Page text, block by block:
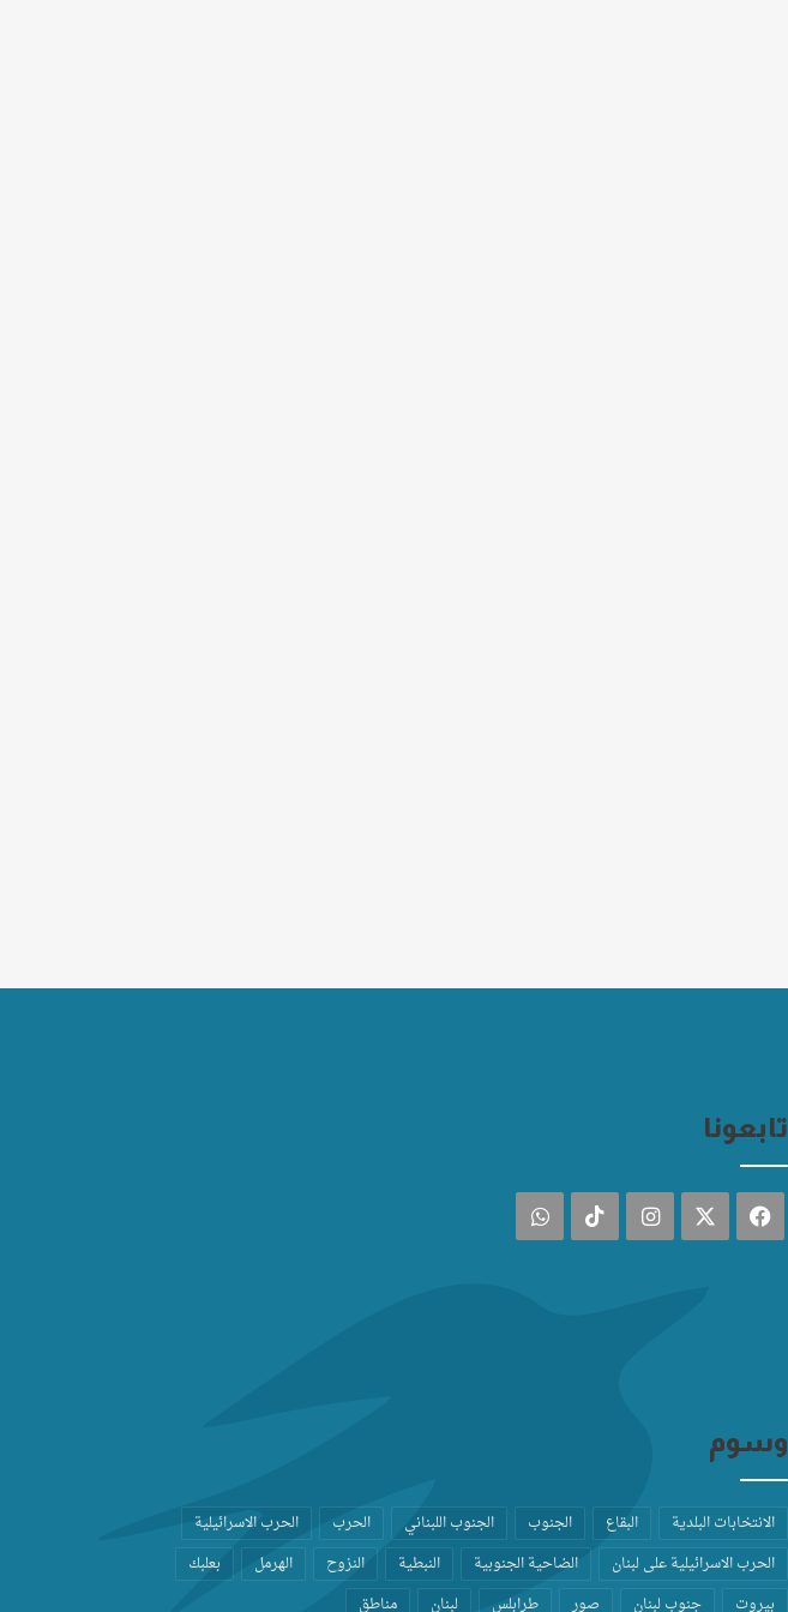
تابعونا
فيسبوك انستقرام ‫TikTokواتساب
وسوم
الانتخابات البلدية البقاع الجنوب الجنوب اللبناني الحرب
الحرب الاسرائيلية
الحرب الاسرائيلية على لبنان
الضاحية الجنوبية النبطية النزوح الهرمل
بعلبك
بيروت
جنوب لبنان صور طرابلس لبنان مناطق